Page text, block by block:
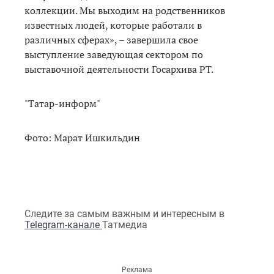
коллекции. Мы выходим на родственников
известных людей, которые работали в
различных сферах», – завершила свое
выступление заведующая сектором по
выставочной деятельности Госархива РТ.
"Татар-информ"
Фото: Марат Ишкильдин
Следите за самым важным и интересным в
Telegram-канале Татмедиа
Реклама